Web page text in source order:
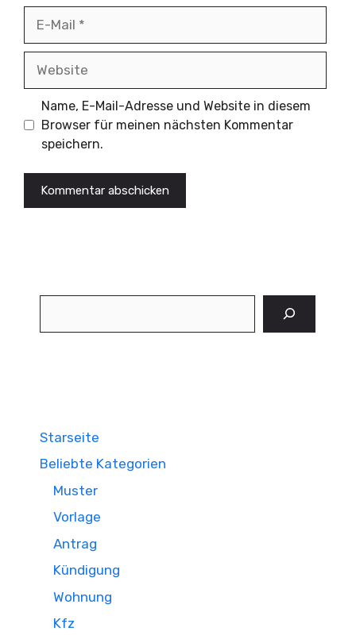
Mail
Name, E-Mail-Adresse und Website in diesem
Browser für meinen nächsten Kommentar
speichern.
Starseite
Beliebte Kategorien
Muster
Vorlage
Antrag
Kündigung
Wohnung
Kfz